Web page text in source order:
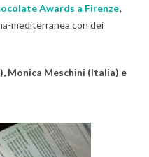
Awards a Firenze,
mediterranea con dei
Monica Meschini (Italia) e